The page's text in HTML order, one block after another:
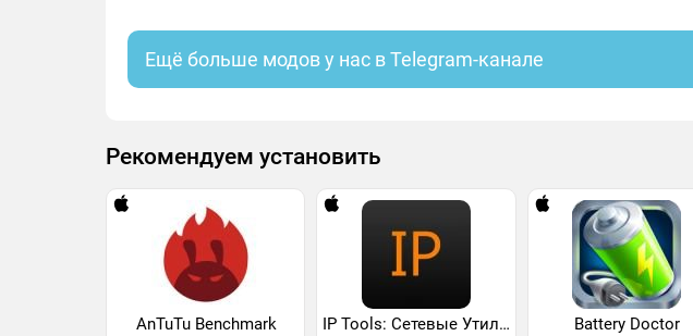
Ещё больше модов у нас в Telegram-канале
Рекомендуем установить
AnTuTu Benchmark IP Tools: Сетевые Утилиты & WiFi Анализатор Battery Doctor